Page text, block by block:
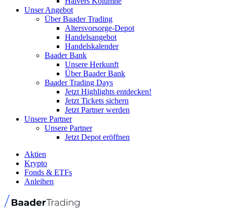
Unser Angebot
Über Baader Trading
Altersvorsorge-Depot
Handelsangebot
Handelskalender
Baader Bank
Unsere Herkunft
Über Baader Bank
Baader Trading Days
Jetzt Highlights entdecken!
Jetzt Tickets sichern
Jetzt Partner werden
Unsere Partner
Unsere Partner
Jetzt Depot eröffnen
Aktien
Krypto
Fonds & ETFs
Anleihen